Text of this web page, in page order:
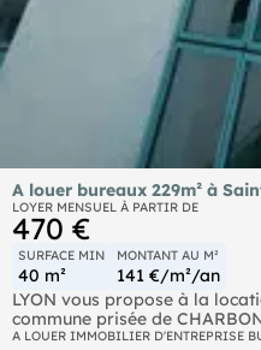
A louer bureaux 229m² à
LOYER MENSUEL À PARTIR DE
470 €
SURFACE MIN
40 m²
MONTANT AU M²
141 €/m²/an
LYON vous propose à la
commune prisée de
d'aménagement selon les
A LOUER IMMOBILIER D'ENTREPRISE